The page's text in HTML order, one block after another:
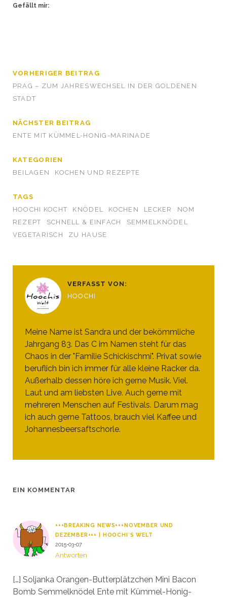
Gefällt mir:
VORHERIGER BEITRAG
PRAG – ZUM JAHRESWECHSEL IN DER GOLDENEN
STADT
NÄCHSTER BEITRAG
ENTE MIT KÜMMEL-HONIG-MARINADE
KATEGORIEN
BEILAGEN
KOCHEN UND REZEPTE
TAGS
HOOCHI KOCHT
KNÖDEL KOCHEN LECKER
NOM
REZEPT
SCHNELL & EINFACH
SEMMELKNÖDEL
VEGETARISCH
ZU HAUSE
VERFASST VON:
HOOCHI
Meine Name ist Sandra und der bekömmliche
Jahrgang 83. Das C im Namen steht für das
Chaos in der "Familie Schickischmi". Privat sowie
beruflich bin ich immer für alle kleine Racker da.
Außerhalb dessen höre ich gerne Musik. Viel.
Laut und am liebsten Live. Auch gerne mit
mehreren Menschen auf Festivals. Darum mag
ich auch gerne Tattoos, brauch viel Kaffee und
Johannesbeersaftschorle.
EIN KOMMENTAR
+++BREAKING NEWS+++NOVEMBER UND
DEZEMBER+++ | HOOCHI´S WELT
2015-03-07
Antworten
[…] Soljanka Orangen-Butterplätzchen Mini Bacon
Bomb Semmelknödel Ente mit Kümmel-Honig-